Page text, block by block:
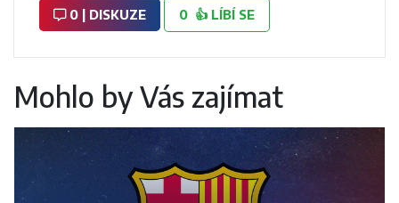
0 | DISKUZE 0 👍 LÍBÍ SE
Mohlo by Vás zajímat